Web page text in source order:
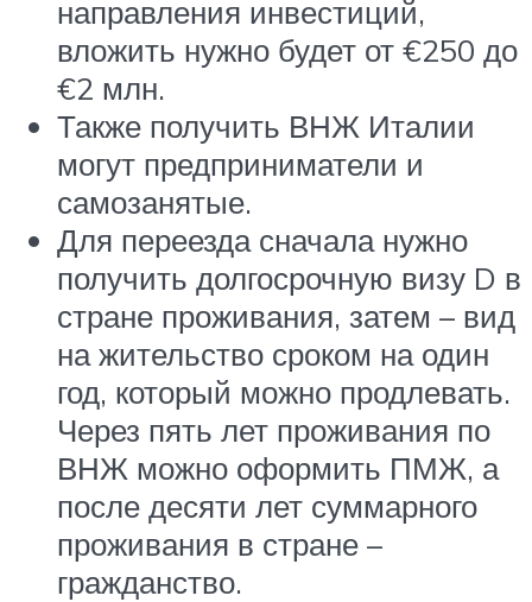
направления инвестиций,
вложить нужно будет от €250 до
€2 млн.
Также получить ВНЖ Италии
могут предприниматели и
самозанятые.
Для переезда сначала нужно
получить долгосрочную визу D в
стране проживания, затем – вид
на жительство сроком на один
год, который можно продлевать.
Через пять лет проживания по
ВНЖ можно оформить ПМЖ, а
после десяти лет суммарного
проживания в стране –
гражданство.